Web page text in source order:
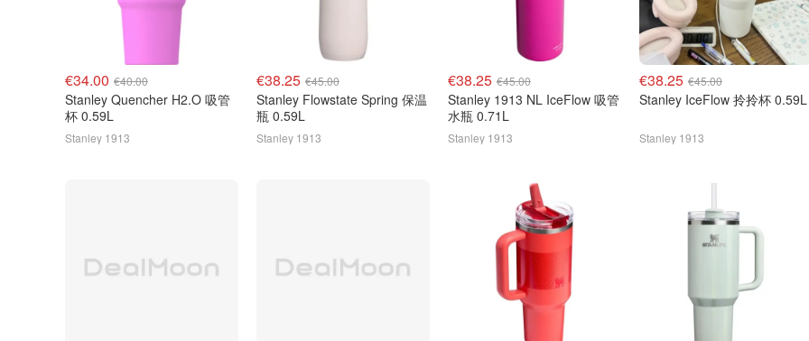
€34.00 €40.00
Stanley Quencher H2.O 吸管
杯 0.59L
Stanley 1913
€38.25 €45.00
Stanley Flowstate Spring 保温
瓶 0.59L
Stanley 1913
€38.25 €45.00
Stanley 1913 NL IceFlow 吸管
水瓶 0.71L
Stanley 1913
€38.25 €45.00
Stanley IceFlow 拎拎杯 0.59L
Stanley 1913